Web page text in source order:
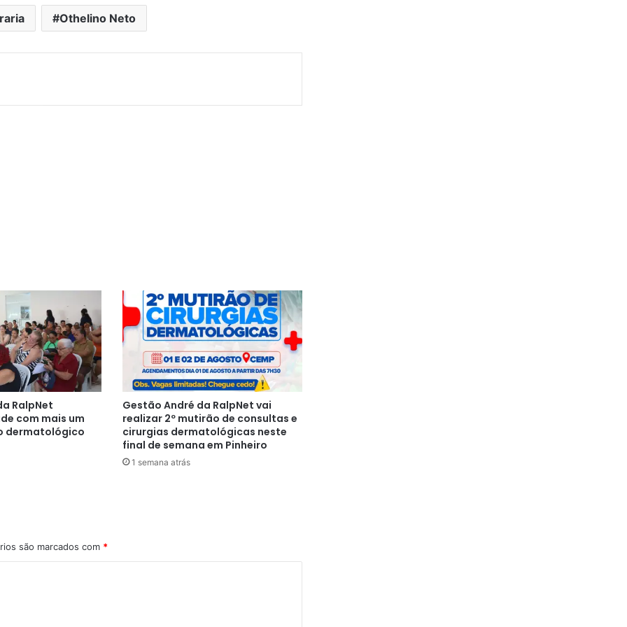
Othelino Neto
RalpNet
com mais um
dermatológico
Gestão André da RalpNet vai
realizar 2º mutirão de consultas e
cirurgias dermatológicas neste
final de semana em Pinheiro
1 semana atrás
são marcados com *